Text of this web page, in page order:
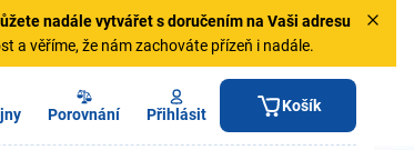
nadále vytvářet s doručením na Vaši adresu
a věříme, že nám zachováte přízeň i nadále.
Porovnání Přihlásit Košík